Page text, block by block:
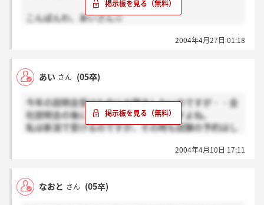
こんばんわ、あいさん☆
試験がある会場では予約などは必要ないのではないで
必要ならば必要ですって書いてるはずですし。
2004年4月27日 01:18
あい さん (05卒)
今年の説明会受けた方にお聞きしたいのですが・・会
社説明会の後に試験をする会場ありますよね。
私は新潟で受けるのですが、その時も試験の予約はし
それとも希望者のみ試験といった感じなんですか
知ってる方いらっしゃいましたら教えてくださいm(_
_)m
2004年4月10日 17:11
なおと さん (05卒)